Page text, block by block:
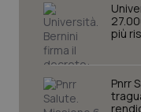
più
Pnrr
sito web
navigazione sulle